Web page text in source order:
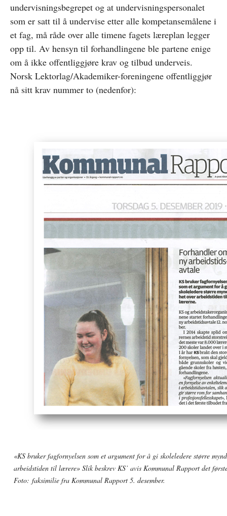
undervisningsbegrepet og at undervisningspersonalet
som er satt til å undervise etter alle kompetansemålene i
et fag, må råde over alle timene fagets læreplan legger
opp til. Av hensyn til forhandlingene ble partene enige
om å ikke offentliggjøre krav og tilbud underveis.
Norsk Lektorlag/Akademiker-foreningene offentliggjør
nå sitt krav nummer to (nedenfor):
«KS bruker fagfornyelsen som et argument for å gi skoleledere større
arbeidstiden til lærere» Slik beskrev KS’ avis Kommunal Rapport det
Foto: faksimilie fra Kommunal Rapport 5. desember.